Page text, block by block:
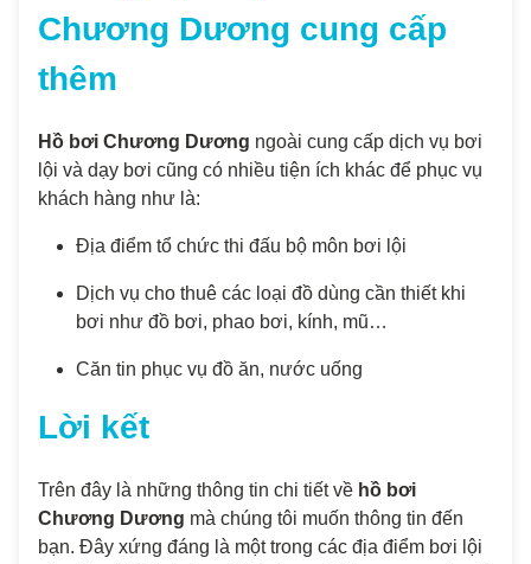
Chương Dương cung cấp
thêm
Hồ bơi Chương Dương ngoài cung cấp dịch vụ bơi
lội và dạy bơi cũng có nhiều tiện ích khác để phục vụ
khách hàng như là:
Địa điểm tổ chức thi đấu bộ môn bơi lội
Dịch vụ cho thuê các loại đồ dùng cần thiết khi
bơi như đồ bơi, phao bơi, kính, mũ…
Căn tin phục vụ đồ ăn, nước uống
Lời kết
Trên đây là những thông tin chi tiết về hồ bơi
Chương Dương mà chúng tôi muốn thông tin đến
bạn. Đây xứng đáng là một trong các địa điểm bơi lội